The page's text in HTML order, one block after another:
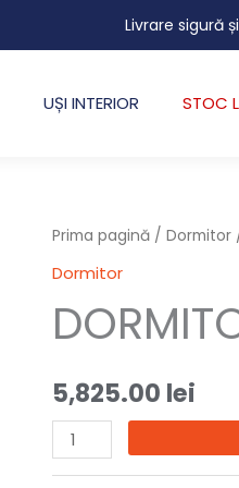
Livrare sigură
UȘI INTERIOR STOC
Prima pagină /Dormitor
Dormitor
5,825.00 lei
Cantitate
DORMITOR